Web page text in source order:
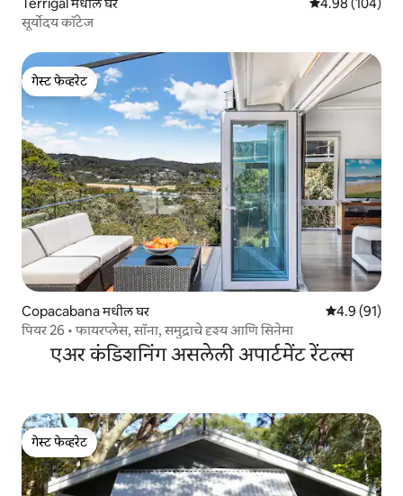
सूर्योदय कॉटेज
गेस्ट फेव्हरेट
गेस्ट फेव्हरेट
Copacabana मधील घर 5 पैकी 4.9
4.9 (91)
पियर 26 • फायरप्लेस, सॉना, समुद्राचे दृश्य आणि सिनेमा
एअर कंडिशनिंग असलेली अपार्टमेंट रेंटल्स
गेस्ट फेव्हरेट
गेस्ट फेव्हरेट